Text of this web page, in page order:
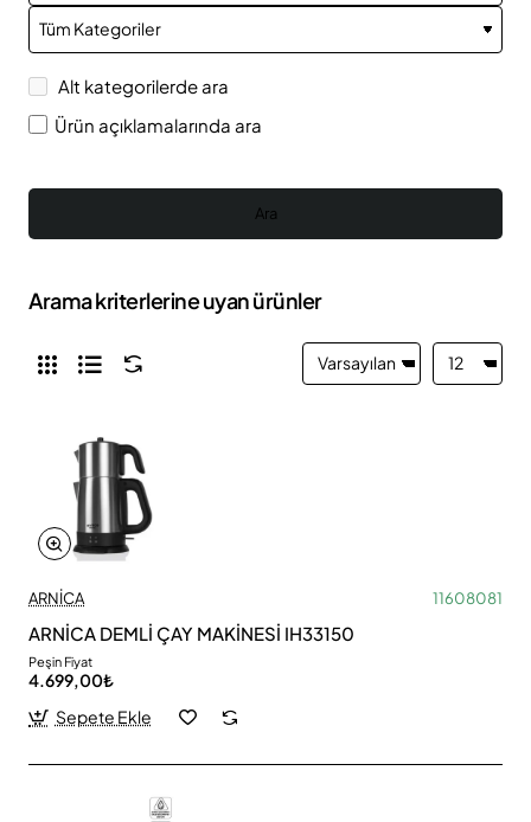
Alt kategorilerde ara
Ürün açıklamalarında ara
Ara
Arama kriterlerine uyan ürünler
ARNİCA 11608081
ARNİCA DEMLİ ÇAY MAKİNESİ IH33150
Peşin Fiyat
4.699,00₺
Sepete Ekle